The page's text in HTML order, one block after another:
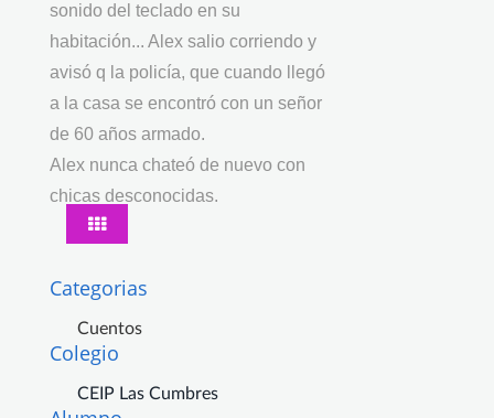
sonido del teclado en su
habitación... Alex salio corriendo y
avisó q la policía, que cuando llegó
a la casa se encontró con un señor
de 60 años armado.
Alex nunca chateó de nuevo con
chicas desconocidas.
Categorias
Cuentos
Colegio
CEIP Las Cumbres